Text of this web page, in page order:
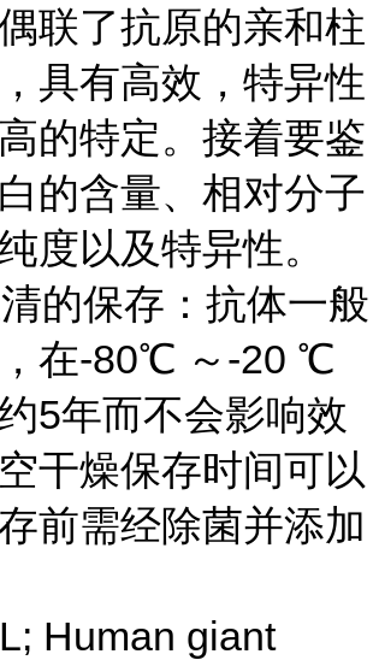
联了抗原的亲和柱
具有高效，特异性
的特定。接着要鉴
的含量、相对分子
度以及特异性。
的保存：抗体一般
在-80℃ ～-20 ℃
5年而不会影响效
干燥保存时间可以
前需经除菌并添加
Human giant